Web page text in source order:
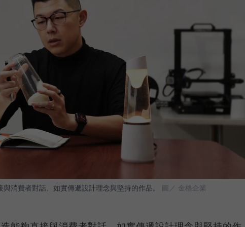
消費者對話、如實傳遞設計理念與堅持的作品。 圖／ 金格企業